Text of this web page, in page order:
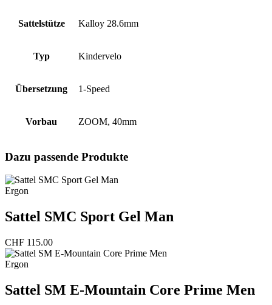
Sattelstütze Kalloy 28.6mm
Typ Kindervelo
Übersetzung 1-Speed
Vorbau ZOOM, 40mm
Dazu passende Produkte
Ergon
Sattel SMC Sport Gel Man
CHF 115.00
Ergon
Sattel SM E-Mountain Core Prime Men